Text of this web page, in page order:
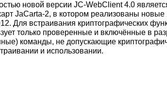
новой версии JC-WebClient 4.0
JaCarta-2, в котором реализованы
Для встраивания криптографических
только проверенные и включённые в
команды, не допускающие
и использовании.